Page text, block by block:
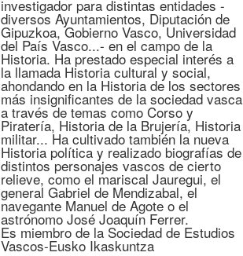
investigador para distintas entidades -
diversos Ayuntamientos, Diputación de
Gipuzkoa, Gobierno Vasco, Universidad
del País Vasco...- en el campo de la
Historia. Ha prestado especial interés a
la llamada Historia cultural y social,
ahondando en la Historia de los sectores
más insignificantes de la sociedad vasca
a través de temas como Corso y
Piratería, Historia de la Brujería, Historia
militar... Ha cultivado también la nueva
Historia política y realizado biografías de
distintos personajes vascos de cierto
relieve, como el mariscal Jauregui, el
general Gabriel de Mendizabal, el
navegante Manuel de Agote o el
astrónomo José Joaquín Ferrer.
Es miembro de la Sociedad de Estudios
Vascos-Eusko Ikaskuntza